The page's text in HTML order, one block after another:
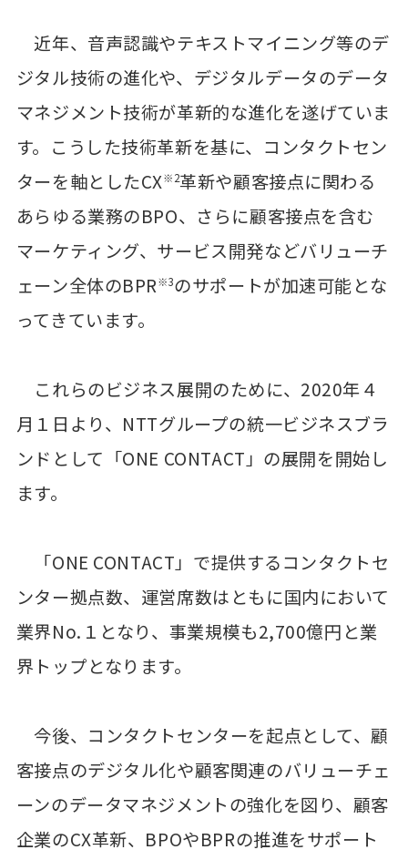
近年、音声認識やテキストマイニング等のデ
ジタル技術の進化や、デジタルデータのデータ
マネジメント技術が革新的な進化を遂げていま
す。こうした技術革新を基に、コンタクトセン
ターを軸としたCX※2革新や顧客接点に関わる
あらゆる業務のBPO、さらに顧客接点を含む
マーケティング、サービス開発などバリューチ
ェーン全体のBPR※3のサポートが加速可能とな
ってきています。
これらのビジネス展開のために、2020年４
月１日より、NTTグループの統一ビジネスブラ
ンドとして「ONE CONTACT」の展開を開始し
ます。
「ONE CONTACT」で提供するコンタクトセ
ンター拠点数、運営席数はともに国内において
業界No.１となり、事業規模も2,700億円と業
界トップとなります。
今後、コンタクトセンターを起点として、顧
客接点のデジタル化や顧客関連のバリューチェ
ーンのデータマネジメントの強化を図り、顧客
企業のCX革新、BPOやBPRの推進をサポート